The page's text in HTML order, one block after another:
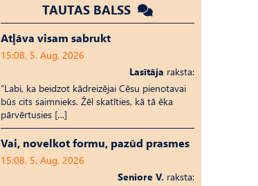
TAUTAS BALSS
Atļāva visam sabrukt
15:08, 5. Aug, 2026
Lasītāja raksta:
“Labi, ka beidzot kādreizējai Cēsu pienotavai
būs cits saimnieks. Žēl skatīties, kā tā ēka
pārvērtusies […]
Vai, novelkot formu, pazūd prasmes
15:08, 5. Aug, 2026
Seniore V. raksta: